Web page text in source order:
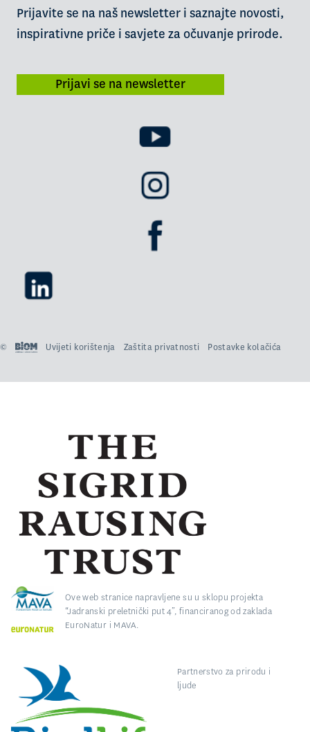
Prijavite se na naš newsletter i saznajte novosti,
inspirativne priče i savjete za očuvanje prirode.
Prijavi se na newsletter
© Uvijeti korištenja Zaštita privatnosti Postavke kolačića
Ove web stranice napravljene su u sklopu projekta
“Jadranski preletnički put 4”, financiranog od zaklada
EuroNatur i MAVA.
Partnerstvo za prirodu i
ljude